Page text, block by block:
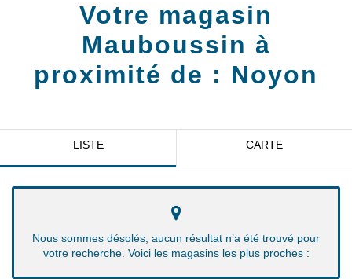
Votre magasin
Mauboussin à
proximité de : Noyon
LISTE CARTE
Nous sommes désolés, aucun résultat n’a été trouvé pour
votre recherche. Voici les magasins les plus proches :